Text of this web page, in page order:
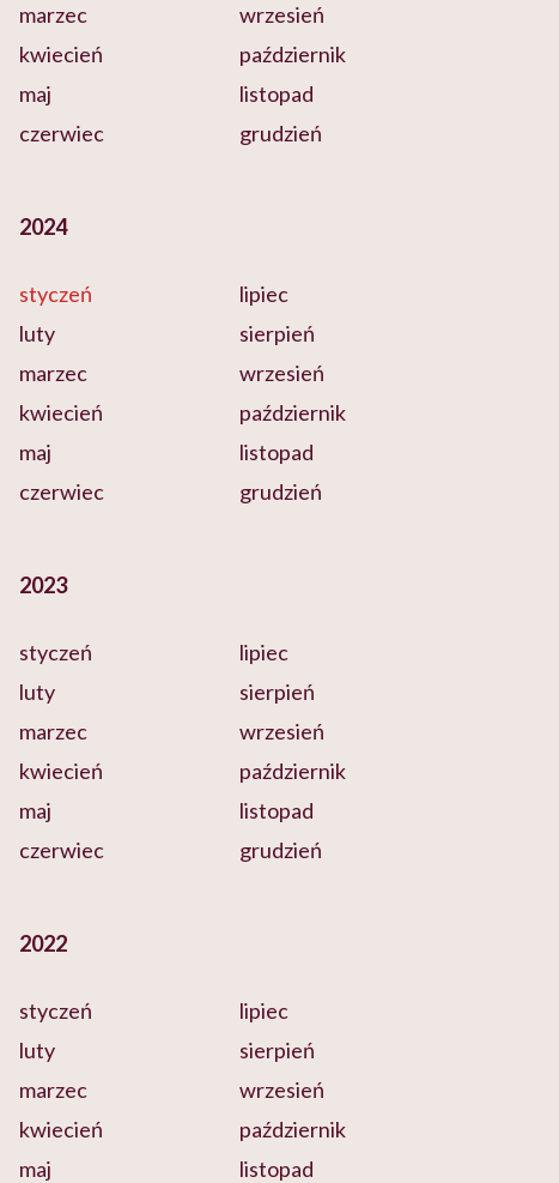
marzec
kwiecień
maj
czerwiec
wrzesień
październik
listopad
grudzień
2024
styczeń
luty
marzec
kwiecień
maj
czerwiec
lipiec
sierpień
wrzesień
październik
listopad
grudzień
2023
styczeń
luty
marzec
kwiecień
maj
czerwiec
lipiec
sierpień
wrzesień
październik
listopad
grudzień
2022
styczeń
luty
marzec
kwiecień
maj
lipiec
sierpień
wrzesień
październik
listopad